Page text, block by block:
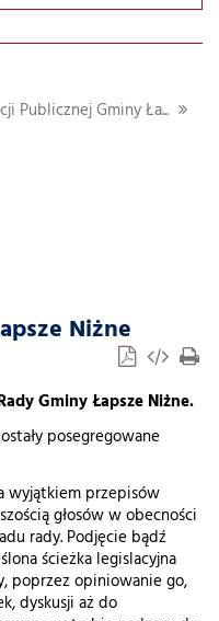
Publicznej Gminy Ła...
Niżne
Gminy Łapsze Niżne.
posegregowane
wyjątkiem przepisów
głosów w obecności
rady. Podjęcie bądź
ścieżka legislacyjna
poprzez opiniowanie go,
dyskusji aż do